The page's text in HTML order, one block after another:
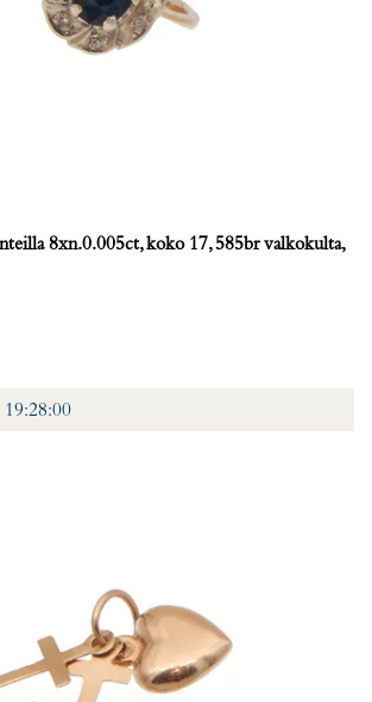
8xn.0.005ct, koko 17, 585br valkokulta,
19:28:00